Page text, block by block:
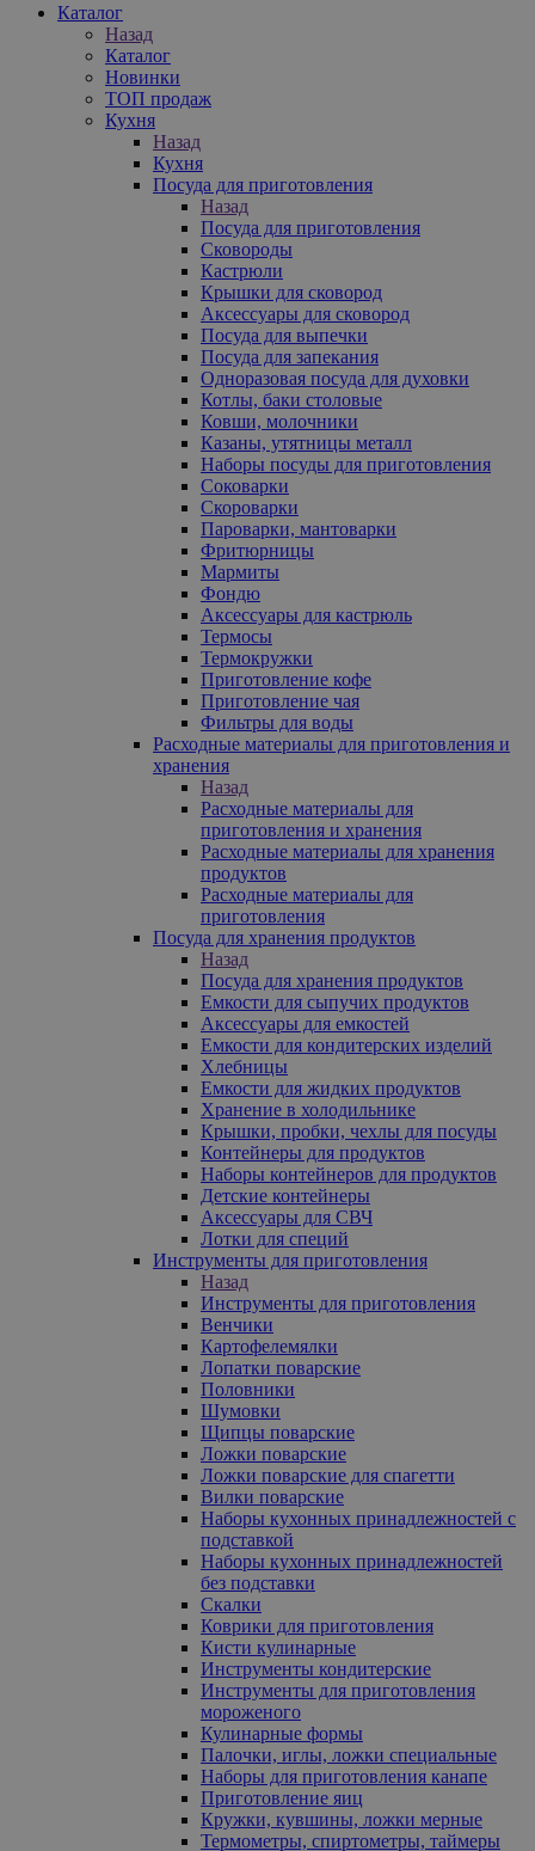
Каталог
Назад
Каталог
Новинки
ТОП продаж
Кухня
Назад
Кухня
Посуда для приготовления
Назад
Посуда для приготовления
Сковороды
Кастрюли
Крышки для сковород
Аксессуары для сковород
Посуда для выпечки
Посуда для запекания
Одноразовая посуда для духовки
Котлы, баки столовые
Ковши, молочники
Казаны, утятницы металл
Наборы посуды для приготовления
Соковарки
Скороварки
Пароварки, мантоварки
Фритюрницы
Мармиты
Фондю
Аксессуары для кастрюль
Термосы
Термокружки
Приготовление кофе
Приготовление чая
Фильтры для воды
Расходные материалы для приготовления и
хранения
Назад
Расходные материалы для
приготовления и хранения
Расходные материалы для хранения
продуктов
Расходные материалы для
приготовления
Посуда для хранения продуктов
Назад
Посуда для хранения продуктов
Емкости для сыпучих продуктов
Аксессуары для емкостей
Емкости для кондитерских изделий
Хлебницы
Емкости для жидких продуктов
Хранение в холодильнике
Крышки, пробки, чехлы для посуды
Контейнеры для продуктов
Наборы контейнеров для продуктов
Детские контейнеры
Аксессуары для СВЧ
Лотки для специй
Инструменты для приготовления
Назад
Инструменты для приготовления
Венчики
Картофелемялки
Лопатки поварские
Половники
Шумовки
Щипцы поварские
Ложки поварские
Ложки поварские для спагетти
Вилки поварские
Наборы кухонных принадлежностей с
подставкой
Наборы кухонных принадлежностей
без подставки
Скалки
Коврики для приготовления
Кисти кулинарные
Инструменты кондитерские
Инструменты для приготовления
мороженого
Кулинарные формы
Палочки, иглы, ложки специальные
Наборы для приготовления канапе
Приготовление яиц
Кружки, кувшины, ложки мерные
Термометры, спиртометры, таймеры